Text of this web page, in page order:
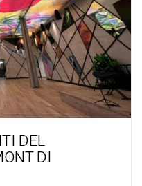
DEL
DI